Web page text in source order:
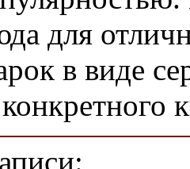
для
в виде